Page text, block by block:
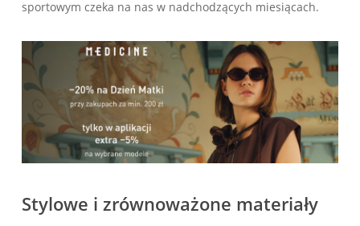
sportowym czeka na nas w nadchodzących miesiącach.
Stylowe i zrównoważone materiały